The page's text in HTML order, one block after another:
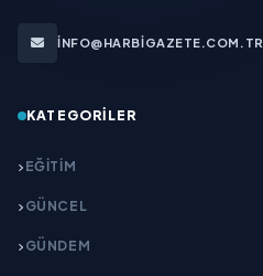
INFO@HARBIGAZETE.COM.TR
KATEGORILER
EĞITIM
GÜNCEL
GÜNDEM